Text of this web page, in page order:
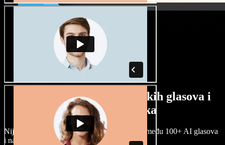
Veliki izbor muških i ženskih glasova i
raznih naglasaka
Nijedan projekt ne mora zvučati isto. Birajte među 100+ AI glasova
i naglasaka i prilagodite ih sebi.